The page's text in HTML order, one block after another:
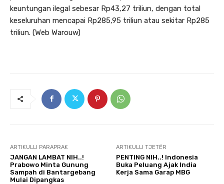
keuntungan ilegal sebesar Rp43,27 triliun, dengan total
keseluruhan mencapai Rp285,95 triliun atau sekitar Rp285
triliun. (Web Warouw)
ARTIKULLI PARAPRAK
JANGAN LAMBAT NIH..!
Prabowo Minta Gunung
Sampah di Bantargebang
Mulai Dipangkas
ARTIKULLI TJETËR
PENTING NIH..! Indonesia
Buka Peluang Ajak India
Kerja Sama Garap MBG